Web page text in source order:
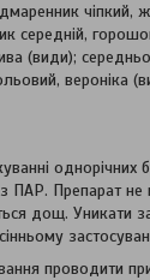
середній,
(види);
вероніка
однорічних
ПАР. Препарат
дощ. Уникати
проводити